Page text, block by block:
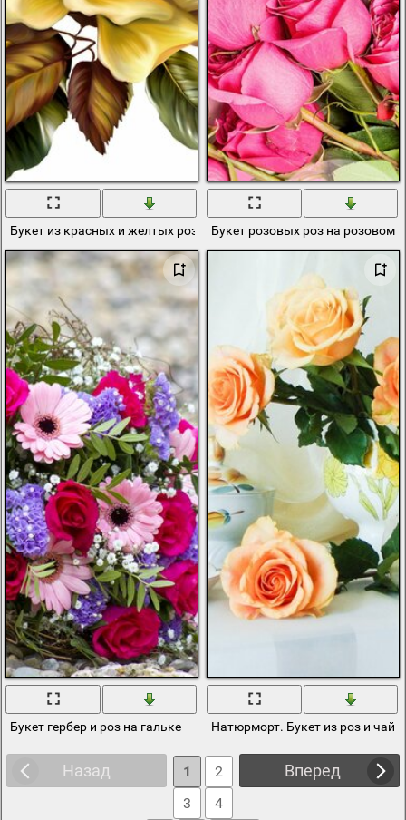
Букет из красных и желтых роз Букет розовых роз на розовом
Букет гербер и роз на гальке Натюрморт. Букет из роз и
Назад Вперед
1
2
3
4